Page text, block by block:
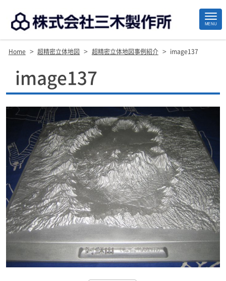
MENU
Home > 超精密立体地図 > 超精密立体地図事例紹介 > image137
image137
Site
Footer